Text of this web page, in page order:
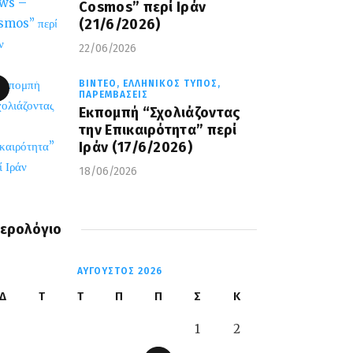
Cosmos” περί Ιράν
(21/6/2026)
22/06/2026
ΒΊΝΤΕΟ, ΕΛΛΗΝΙΚΌΣ ΤΎΠΟΣ,
ΠΑΡΕΜΒΆΣΕΙΣ
Εκπομπή “Σχολιάζοντας
την Επικαιρότητα” περί
Ιράν (17/6/2026)
18/06/2026
ΑΎΓΟΥΣΤΟΣ 2026
Τ Τ Π Π Σ Κ
1 2